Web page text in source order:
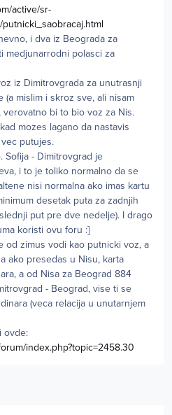
active/sr-
i dva iz Beograda za
medjunarrodni polasci za
iz Dimitrovgrada za unutrasnji
mislim i skroz sve, ali nisam
verovatno bi to bio voz za Nis.
mozes lagano da nastavis
putujes.
Sofija - Dimitrovgrad je
i to je toliko normalno da se
nisi normalna ako imas kartu
desetak puta za zadnjih
put pre dve nedelje). I drago
koristi ovu foru :]
od zimus vodi kao putnicki voz, a
ako presedas u Nisu, karta
a od Nisa za Beograd 884
- Beograd, vise ti se
(veca relacija u unutarnjem
ovde:
index.php?topic=2458.30